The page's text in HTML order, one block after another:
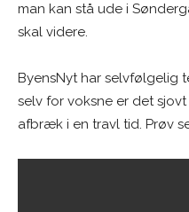
man kan stå ude i
skal videre.
ByensNyt har selvfølgelig
selv for voksne er det
afbræk i en travl tid. Prøv